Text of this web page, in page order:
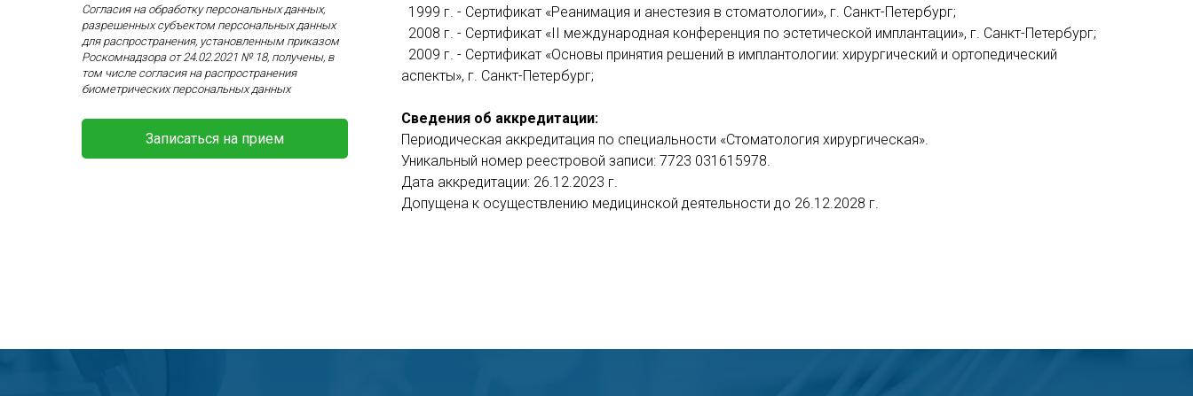
1999 г. - Сертификат «Реанимация и анестезия в стоматологии», г. Санкт-Петербург;
2008 г. - Сертификат «II международная конференция по эстетической имплантации», г. Санкт-Петербург;
2009 г. - Сертификат «Основы принятия решений в имплантологии: хирургический и ортопедический
аспекты», г. Санкт-Петербург;
Сведения об аккредитации:
Периодическая аккредитация по специальности «Стоматология хирургическая».
Уникальный номер реестровой записи: 7723 031615978.
Дата аккредитации: 26.12.2023 г.
Допущена к осуществлению медицинской деятельности до 26.12.2028 г.
Согласия на обработку персональных данных,
разрешенных субъектом персональных данных
для распространения, установленным приказом
Роскомнадзора от 24.02.2021 № 18, получены, в
том числе согласия на распространения
биометрических персональных данных
Записаться на прием